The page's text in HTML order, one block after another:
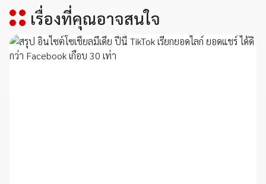
เรื่องที่คุณอาจสนใจ